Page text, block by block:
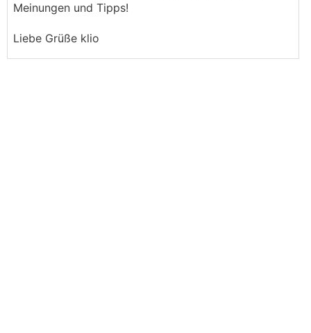
Meinungen und Tipps!
Liebe Grüße klio